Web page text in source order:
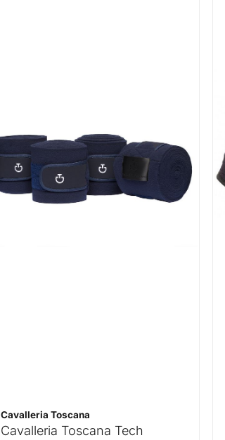
Cavalleria Toscana
Cavalleria Toscana Tech